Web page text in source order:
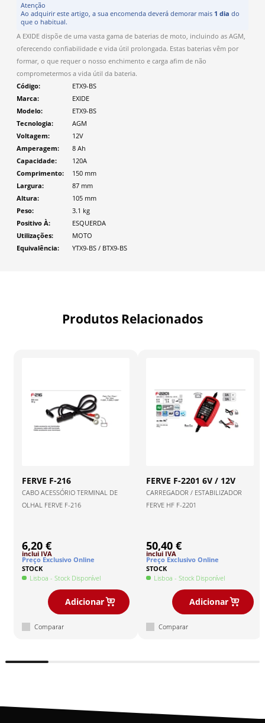
Atenção
Ao adquirir este artigo, a sua encomenda deverá demorar mais 1 dia do
que o habitual.
A EXIDE dispõe de uma vasta gama de baterias de moto, incluindo as AGM,
oferecendo confiabilidade e vida útil prolongada. Estas baterias vêm por
formar, o que requer o nosso enchimento e carga afim de não
comprometermos a vida útil da bateria.
Código
ETX9-BS
Marca
EXIDE
Modelo
ETX9-BS
Tecnologia
AGM
Voltagem
12V
Amperagem
8 Ah
Capacidade
120A
Comprimento
150 mm
Largura
87 mm
Altura
105 mm
Peso
3.1 kg
Positivo À
ESQUERDA
Utilizações
MOTO
Equivalência
YTX9-BS / BTX9-BS
Produtos Relacionados
FERVE F-216
CABO ACESSÓRIO TERMINAL DE
OLHAL FERVE F-216
6,20 €
inclui IVA
Preço Exclusivo Online
STOCK
Lisboa - Stock Disponível
Adicionar
Comparar
FERVE F-2201 6V / 12V
CARREGADOR / ESTABILIZADOR
FERVE HF F-2201
50,40 €
inclui IVA
Preço Exclusivo Online
STOCK
Lisboa - Stock Disponível
Adicionar
Comparar